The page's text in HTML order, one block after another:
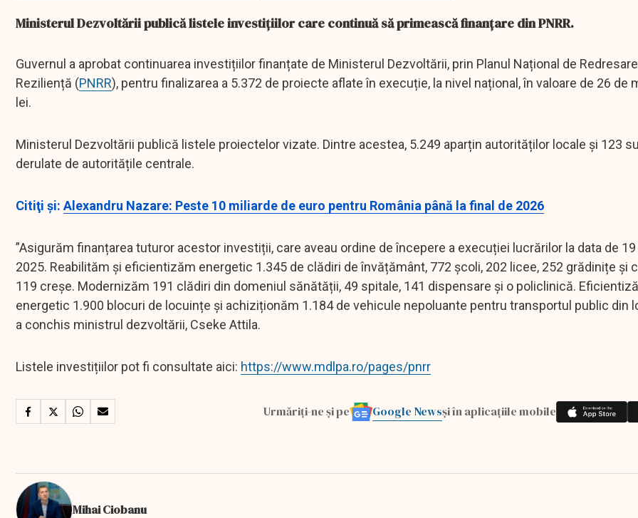
Ministerul Dezvoltării publică listele investițiilor care continuă să primească finanțare din PNRR.
Guvernul a aprobat continuarea investițiilor finanțate de Ministerul Dezvoltării, prin Planul Național de
Reziliență (PNRR), pentru finalizarea a 5.372 de proiecte aflate în execuție, la nivel național, în valoare de 26 de
lei.
Ministerul Dezvoltării publică listele proiectelor vizate. Dintre acestea, 5.249 aparțin autorităților locale și 123
derulate de autoritățile centrale.
Citiţi şi:Alexandru Nazare: Peste 10 miliarde de euro pentru România până la final de 2026
”Asigurăm finanțarea tuturor acestor investiții, care aveau ordine de începere a execuției lucrărilor la data de
2025. Reabilităm și eficientizăm energetic 1.345 de clădiri de învățământ, 772 școli, 202 licee, 252 grădinițe și
119 creșe. Modernizăm 191 clădiri din domeniul sănătății, 49 spitale, 141 dispensare și o policlinică.
energetic 1.900 blocuri de locuințe și achiziționăm 1.184 de vehicule nepoluante pentru transportul public din
a conchis ministrul dezvoltării, Cseke Attila.
Listele investițiilor pot fi consultate aici: https://www.mdlpa.ro/pages/pnrr
Urmăriți-ne și pe Google Newsși în aplicațiile mobile
Mihai Ciobanu